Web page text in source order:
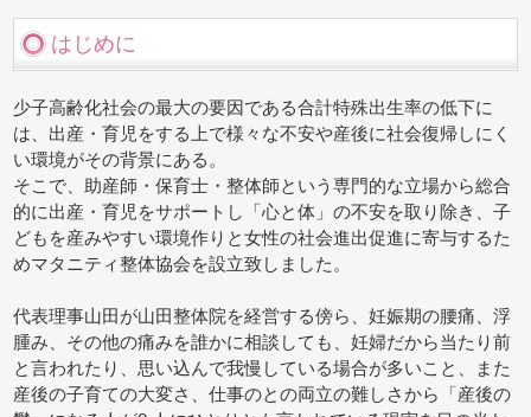
はじめに
少子高齢化社会の最大の要因である合計特殊出生率の低下に
は、出産・育児をする上で様々な不安や産後に社会復帰しにく
い環境がその背景にある。
そこで、助産師・保育士・整体師という専門的な立場から総合
的に出産・育児をサポートし「心と体」の不安を取り除き、子
どもを産みやすい環境作りと女性の社会進出促進に寄与するた
めマタニティ整体協会を設立致しました。
代表理事山田が山田整体院を経営する傍ら、妊娠期の腰痛、浮
腫み、その他の痛みを誰かに相談しても、妊婦だから当たり前
と言われたり、思い込んで我慢している場合が多いこと、また
産後の子育ての大変さ、仕事のとの両立の難しさから「産後の